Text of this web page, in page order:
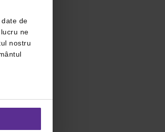
de
ne
nostru